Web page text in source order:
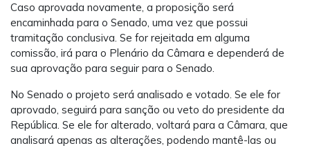
Caso aprovada novamente, a proposição será
encaminhada para o Senado, uma vez que possui
tramitação conclusiva. Se for rejeitada em alguma
comissão, irá para o Plenário da Câmara e dependerá de
sua aprovação para seguir para o Senado.
No Senado o projeto será analisado e votado. Se ele for
aprovado, seguirá para sanção ou veto do presidente da
República. Se ele for alterado, voltará para a Câmara, que
analisará apenas as alterações, podendo mantê-las ou